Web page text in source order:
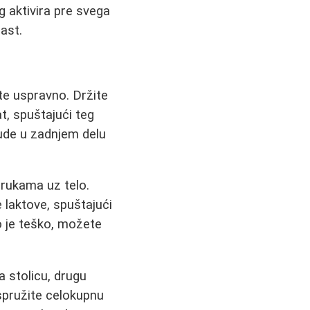
aktivira pre svega
uspravno. Držite
spuštajući teg
u zadnjem delu
uz telo.
laktove, spuštajući
je teško, možete
stolicu, drugu
celokupnu